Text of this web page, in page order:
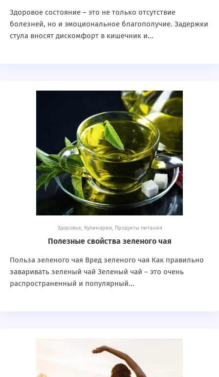
Здоровое состояние – это не только отсутствие
болезней, но и эмоциональное благополучие. Задержки
стула вносят дискомфорт в кишечник и...
Здоровье, Кулинария, Продукты питания
Полезные свойства зеленого чая
Польза зеленого чая Вред зеленого чая Как правильно
заваривать зеленый чай Зеленый чай – это очень
распространенный и популярный...